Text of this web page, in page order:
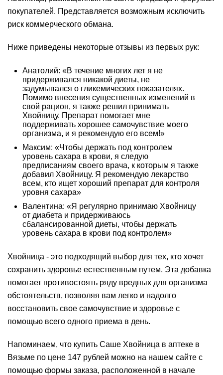
покупателей. Представляется возможным исключить
риск коммерческого обмана.
Ниже приведены некоторые отзывы из первых рук:
Анатолий: «В течение многих лет я не
придерживался никакой диеты, не
задумывался о гликемических показателях.
Помимо внесения существенных изменений в
свой рацион, я также решил принимать
Хвойницу. Препарат помогает мне
поддерживать хорошее самочувствие моего
организма, и я рекомендую его всем!»
Максим: «Чтобы держать под контролем
уровень сахара в крови, я следую
предписаниям своего врача, к которым я также
добавил Хвойницу. Я рекомендую лекарство
всем, кто ищет хороший препарат для контроля
уровня сахара»
Валентина: «Я регулярно принимаю Хвойницу
от диабета и придерживаюсь
сбалансированной диеты, чтобы держать
уровень сахара в крови под контролем»
Хвойница - это подходящий выбор для тех, кто хочет
сохранить здоровье естественным путем. Эта добавка
помогает противостоять ряду вредных для организма
обстоятельств, позволяя вам легко и надолго
восстановить свое самочувствие и здоровье с
помощью всего одного приема в день.
Напоминаем, что купить Саше Хвойница в аптеке в
Вязьме по цене 147 рублей можно на нашем сайте с
помощью формы заказа, расположенной в начале